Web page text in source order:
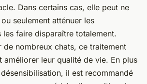
Dans certains cas, elle peut ne
seulement atténuer les
les faire disparaître totalement.
de nombreux chats, ce traitement
améliorer leur qualité de vie. En plus
il est recommandé